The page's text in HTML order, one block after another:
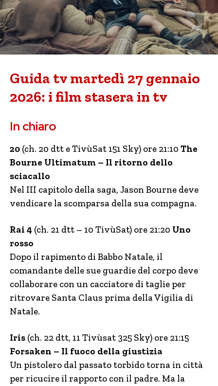
Guida tv martedì 27 gennaio
2026: i film stasera in tv
In chiaro
20 (ch. 20 dtt e TivùSat 151 Sky) ore 21:10 The
Bourne Ultimatum – Il ritorno dello
sciacallo
Nel III capitolo della saga, Jason Bourne deve
vendicare la scomparsa della sua compagna.
Rai 4 (ch. 21 dtt – 10 TivùSat) ore 21:20 Uno
rosso
Dopo il rapimento di Babbo Natale, il
comandante delle sue guardie del corpo deve
collaborare con un cacciatore di taglie per
ritrovare Santa Claus prima della Vigilia di
Natale.
Iris (ch. 22 dtt, 11 Tivùsat 325 Sky) ore 21:15
Forsaken – Il fuoco della giustizia
Un pistolero dal passato torbido torna in città
per ricucire il rapporto con il padre. Ma la